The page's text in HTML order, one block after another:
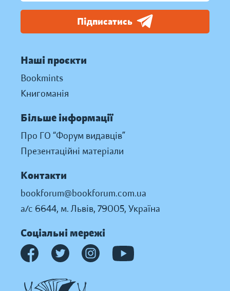
Підписатись
Наші проєкти
Bookmints
Книгоманія
Більше інформації
Про ГО “Форум видавців”
Презентаційні матеріали
Контакти
bookforum@bookforum.com.ua
а/с 6644, м. Львів, 79005, Україна
Соціальні мережі